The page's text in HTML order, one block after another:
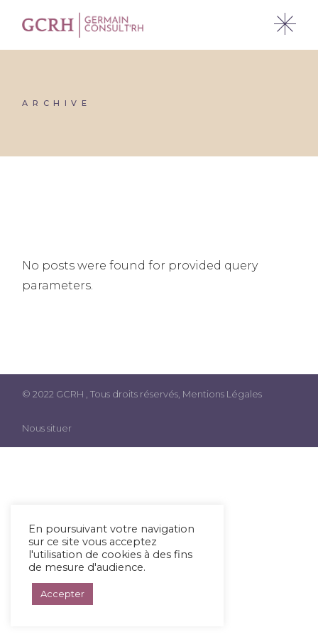
ARCHIVE
No posts were found for provided query
parameters.
© 2022 GCRH , Tous droits réservés, Mentions Légales
Nous situer
En poursuivant votre navigation
sur ce site vous acceptez
l'utilisation de cookies à des fins
de mesure d'audience.
Accepter